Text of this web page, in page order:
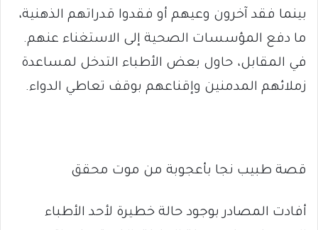
بينما فقد آخرون وعيهم أو فقدوا قدراتهم الذهنية،
ما دفع المؤسسات الصحية إلى الاستغناء عنهم.
في المقابل، حاول بعض الأطباء التدخل لمساعدة
زملائهم المدمنين وإقناعهم بوقف تعاطي الدواء.
قصة طبيب نجا بأعجوبة من موت محقق
أفادت المصادر بوجود حالة خطيرة لأحد الأطباء